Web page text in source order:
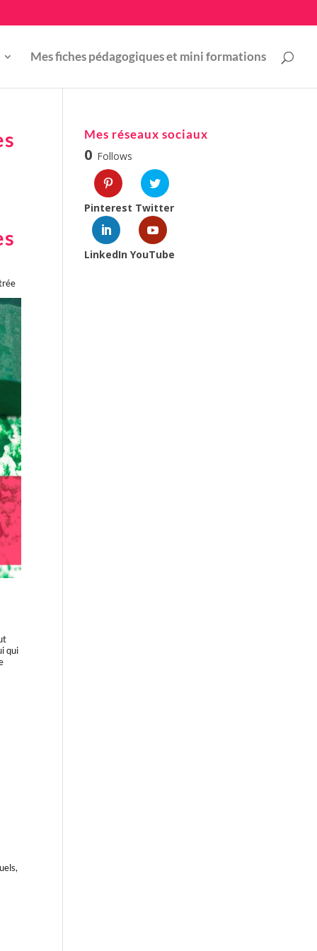
Mes fiches pédagogiques et mini formations
qui
Mes réseaux sociaux
0 Follows
Pinterest Twitter
LinkedIn YouTube